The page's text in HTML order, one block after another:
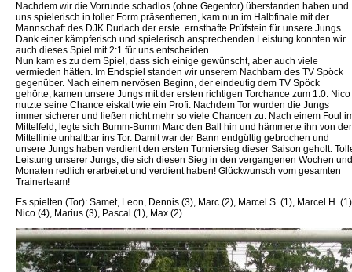
Nachdem wir die Vorrunde schadlos (ohne Gegentor) überstanden haben und
uns spielerisch in toller Form präsentierten, kam nun im Halbfinale mit der
Mannschaft des DJK Durlach der erste ernsthafte Prüfstein für unsere Jungs.
Dank einer kämpferisch und spielerisch ansprechenden Leistung konnten wir
auch dieses Spiel mit 2:1 für uns entscheiden.
Nun kam es zu dem Spiel, dass sich einige gewünscht, aber auch viele
vermieden hätten. Im Endspiel standen wir unserem Nachbarn des TV Spöck
gegenüber. Nach einem nervösen Beginn, der eindeutig dem TV Spöck
gehörte, kamen unsere Jungs mit der ersten richtigen Torchance zum 1:0. Nico
nutzte seine Chance eiskalt wie ein Profi. Nachdem Tor wurden die Jungs
immer sicherer und ließen nicht mehr so viele Chancen zu. Nach einem Foul
Mittelfeld, legte sich Bumm-Bumm Marc den Ball hin und hämmerte ihn von der
Mittellinie unhaltbar ins Tor. Damit war der Bann endgültig gebrochen und
unsere Jungs haben verdient den ersten Turniersieg dieser Saison geholt.
Leistung unserer Jungs, die sich diesen Sieg in den vergangenen Wochen und
Monaten redlich erarbeitet und verdient haben! Glückwunsch vom gesamten
Trainerteam!
Es spielten (Tor): Samet, Leon, Dennis (3), Marc (2), Marcel S. (1), Marcel H.
Nico (4), Marius (3), Pascal (1), Max (2)